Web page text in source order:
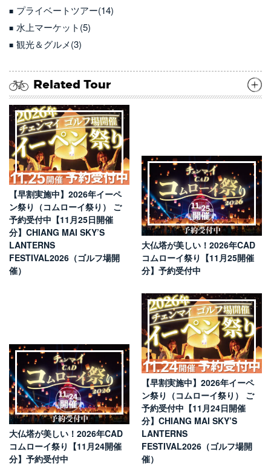
プライベートツアー(14)
水上マーケット(5)
観光＆グルメ(3)
Related Tour
【早割実施中】2026年イーペ
ン祭り（コムローイ祭り） ご
予約受付中【11月25日開催
分】CHIANG MAI SKY’S
LANTERNS
FESTIVAL2026（ゴルフ場開
催）
大仏塔が美しい！2026年CAD
コムローイ祭り【11月25開催
分】予約受付中
大仏塔が美しい！2026年CAD
コムローイ祭り【11月24開催
分】予約受付中
【早割実施中】2026年イーペ
ン祭り（コムローイ祭り） ご
予約受付中【11月24日開催
分】CHIANG MAI SKY’S
LANTERNS
FESTIVAL2026（ゴルフ場開
催）